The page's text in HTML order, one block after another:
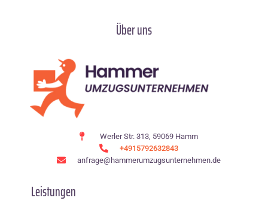
Über uns
Werler Str. 313, 59069 Hamm
+4915792632843
anfrage@hammerumzugsunternehmen.de
Leistungen